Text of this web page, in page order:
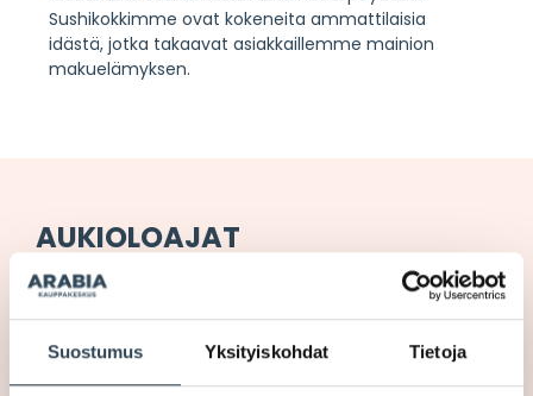
Suostumus Yksityiskohdat Tietoja
Sushikokkimme ovat kokeneita ammattilaisia
idästä, jotka takaavat asiakkaillemme mainion
makuelämyksen.
AUKIOLOAJAT
Ma-Pe
La
11-18
Su
12-18